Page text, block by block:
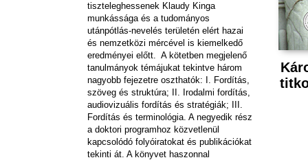
tiszteleghessenek Klaudy Kinga
munkássága és a tudományos
utánpótlás-nevelés területén elért hazai
és nemzetközi mércével is kiemelkedő
eredményei előtt. A kötetben megjelenő
tanulmányok témájukat tekintve három
nagyobb fejezetre oszthatók: I. Fordítás,
szöveg és struktúra; II. Irodalmi fordítás,
audiovizuális fordítás és stratégiák; III.
Fordítás és terminológia. A negyedik rész
a doktori programhoz közvetlenül
kapcsolódó folyóiratokat és publikációkat
tekinti át. A könyvet haszonnal